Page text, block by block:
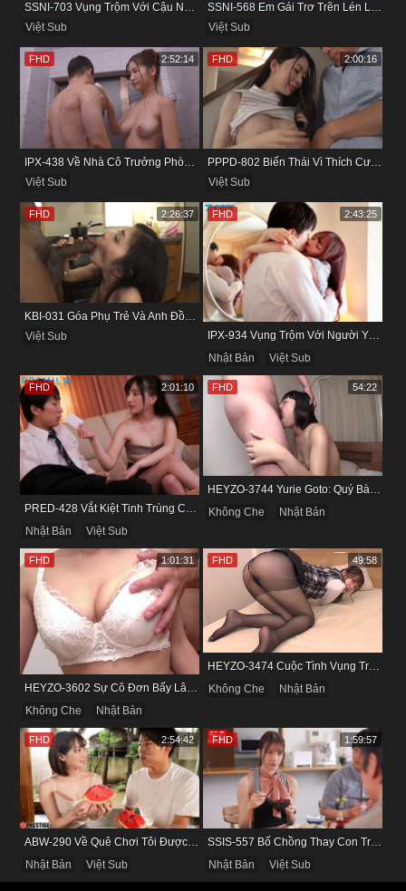
SSNI-703 Vụng Trộm Với Cậu Nhân Viên Ngay Bên Cạnh Chồng
Việt Sub
SSNI-568 Em Gái Trơ Trẽn Lén Lút Vụng Trộm Với Bồ Của Chị
Việt Sub
Việt Sub
FHD 2:52:14
Việt Sub
FHD 2:00:16
KBI-031 Góa Phụ Trẻ Và Anh Đồng Nghiệp Cũ
Việt Sub
FHD 2:26:37
IPX-934 Vụng Trộm Với Người Yêu Cũ Trong Khách Sạn
Nhật Bản
Việt Sub
FHD 2:43:25
PRED-428 Vắt Kiệt Tinh Trùng Của Bạn Trai Để Chừa Thói Lăng Nhăng
Nhật Bản
Việt Sub
FHD 2:01:10
HEYZO-3744 Yurie Goto: Quý Bà Dâm Phụ & Cơn Cuồng Si Mùi Buồi Khắm
Không Che
Nhật Bản
FHD 54:22
Không Che
Nhật Bản
FHD 1:01:31
Không Che
Nhật Bản
FHD 49:58
Nhật Bản
Việt Sub
FHD 2:54:42
SSIS-557 Bố Chồng Thay Con Trai Bị Liệt Dương Chăm Sóc Con Dâu
Nhật Bản
Việt Sub
FHD 1:59:57